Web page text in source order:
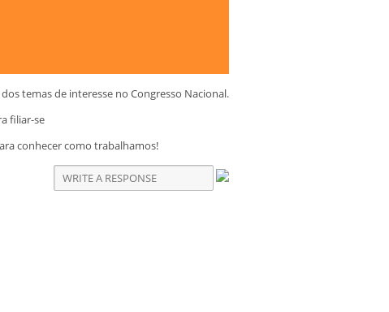
temas de interesse no Congresso Nacional.
filiar-se
conhecer como trabalhamos!